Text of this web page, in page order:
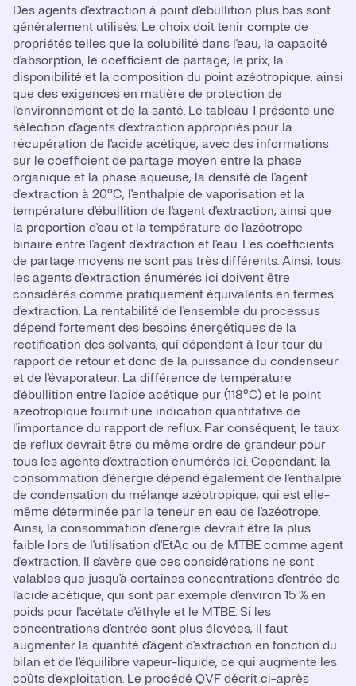
Des agents d'extraction à point d'ébullition plus bas sont
généralement utilisés. Le choix doit tenir compte de
propriétés telles que la solubilité dans l'eau, la capacité
d'absorption, le coefficient de partage, le prix, la
disponibilité et la composition du point azéotropique, ainsi
que des exigences en matière de protection de
l'environnement et de la santé. Le tableau 1 présente une
sélection d'agents d'extraction appropriés pour la
récupération de l'acide acétique, avec des informations
sur le coefficient de partage moyen entre la phase
organique et la phase aqueuse, la densité de l'agent
d'extraction à 20°C, l'enthalpie de vaporisation et la
température d'ébullition de l'agent d'extraction, ainsi que
la proportion d'eau et la température de l'azéotrope
binaire entre l'agent d'extraction et l'eau. Les coefficients
de partage moyens ne sont pas très différents. Ainsi, tous
les agents d'extraction énumérés ici doivent être
considérés comme pratiquement équivalents en termes
d'extraction. La rentabilité de l'ensemble du processus
dépend fortement des besoins énergétiques de la
rectification des solvants, qui dépendent à leur tour du
rapport de retour et donc de la puissance du condenseur
et de l'évaporateur. La différence de température
d'ébullition entre l'acide acétique pur (118°C) et le point
azéotropique fournit une indication quantitative de
l'importance du rapport de reflux. Par conséquent, le taux
de reflux devrait être du même ordre de grandeur pour
tous les agents d'extraction énumérés ici. Cependant, la
consommation d'énergie dépend également de l'enthalpie
de condensation du mélange azéotropique, qui est elle-
même déterminée par la teneur en eau de l'azéotrope.
Ainsi, la consommation d'énergie devrait être la plus
faible lors de l'utilisation d'EtAc ou de MTBE comme agent
d'extraction. Il s'avère que ces considérations ne sont
valables que jusqu'à certaines concentrations d'entrée de
l'acide acétique, qui sont par exemple d'environ 15 % en
poids pour l'acétate d'éthyle et le MTBE. Si les
concentrations d'entrée sont plus élevées, il faut
augmenter la quantité d'agent d'extraction en fonction du
bilan et de l'équilibre vapeur-liquide, ce qui augmente les
coûts d'exploitation. Le procédé QVF décrit ci-après